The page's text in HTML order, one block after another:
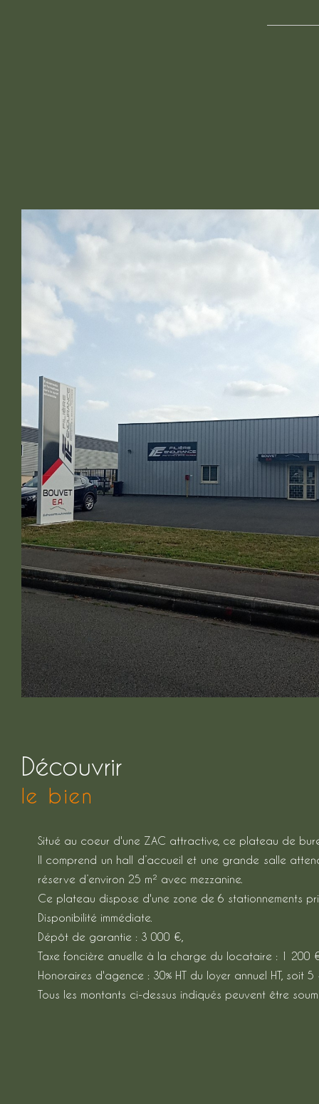
découvrir
le bien
Situé au coeur d'une ZAC attractive, ce plateau de
Il comprend un hall d’accueil et une grande salle
réserve d’environ 25 m² avec mezzanine.
Ce plateau dispose d'une zone de 6 stationnements
Disponibilité immédiate.
Dépôt de garantie : 3 000 €,
Taxe foncière anuelle à la charge du locataire : 1 200 €
Honoraires d'agence : 30% HT du loyer annuel HT, soit
Tous les montants ci-dessus indiqués peuvent être